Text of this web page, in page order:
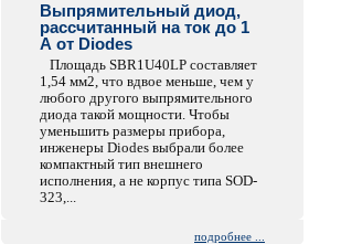
Выпрямительный диод,
рассчитанный на ток до 1
А от Diodes
Площадь SBR1U40LP составляет
1,54 мм2, что вдвое меньше, чем у
любого другого выпрямительного
диода такой мощности. Чтобы
уменьшить размеры прибора,
инженеры Diodes выбрали более
компактный тип внешнего
исполнения, а не корпус типа SOD-
323,...
подробнее ...